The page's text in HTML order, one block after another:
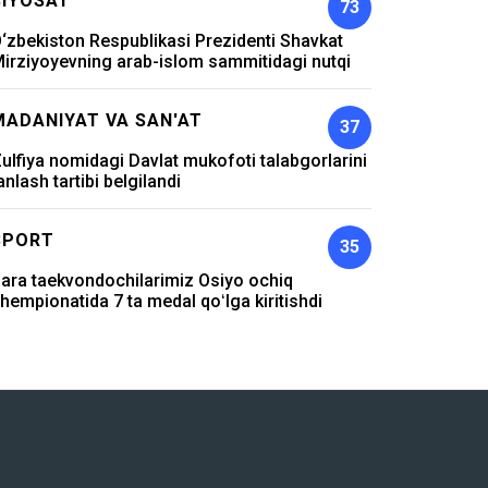
73
Respublikasi Prezidenti Shavkat
arab-islom sammitidagi nutqi
VA SAN'AT
37
nomidagi Davlat mukofoti talabgorlarini
tartibi belgilandi
35
taekvondochilarimiz Osiyo ochiq
7 ta medal qoʻlga kiritishdi